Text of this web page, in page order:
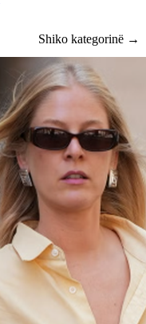
Shiko kategorinë →